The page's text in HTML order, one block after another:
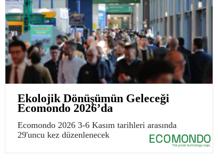
Ekolojik Dönüşümün Geleceği
Ecomondo 2026’da
Ecomondo 2026 3-6 Kasım tarihleri arasında
29'uncu kez düzenlenecek